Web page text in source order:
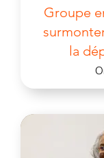
Groupe
la